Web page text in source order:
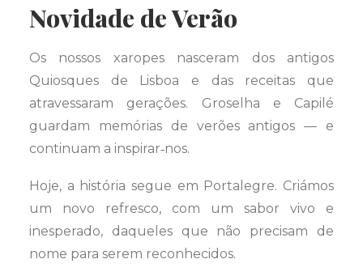
Novidade de Verão
Os nossos xaropes nasceram dos antigos
Quiosques de Lisboa e das receitas que
atravessaram gerações. Groselha e Capilé
guardam memórias de verões antigos — e
continuam a inspirar‑nos.
Hoje, a história segue em Portalegre. Criámos
um novo refresco, com um sabor vivo e
inesperado, daqueles que não precisam de
nome para serem reconhecidos.